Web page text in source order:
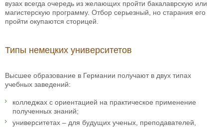
вузах всегда очередь из желающих пройти бакалаврскую или
магистерскую программу. Отбор серьезный, но старания его
пройти окупаются сторицей.
Типы немецких университетов
Высшее образование в Германии получают в двух типах
учебных заведений:
колледжах с ориентацией на практическое применение
полученных знаний;
университетах – для будущих ученых, преподавателей,